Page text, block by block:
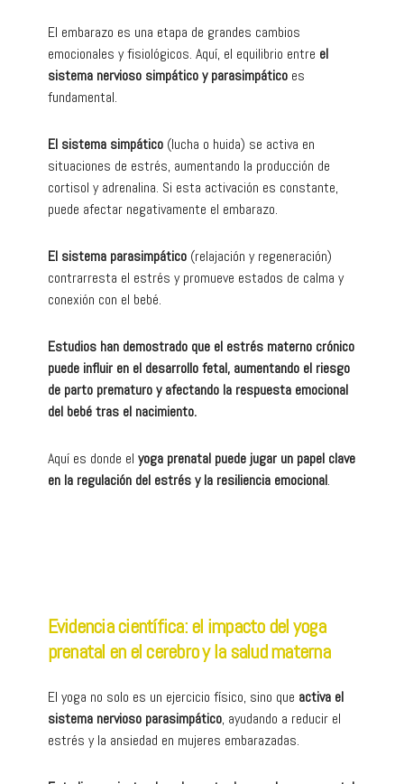
El embarazo es una etapa de grandes cambios
emocionales y fisiológicos. Aquí, el equilibrio entre el
sistema nervioso simpático y parasimpáticoes
fundamental.
El sistema simpático(lucha o huida) se activa en
situaciones de estrés, aumentando la producción de
cortisol y adrenalina. Si esta activación es constante,
puede afectar negativamente el embarazo.
El sistema parasimpático(relajación y regeneración)
contrarresta el estrés y promueve estados de calma y
conexión con el bebé.
Estudios han demostrado que el estrés materno crónico
puede influir en el desarrollo fetal, aumentando el riesgo
de parto prematuro y afectando la respuesta emocional
del bebé tras el nacimiento.
Aquí es donde el yoga prenatal puede jugar un papel clave
en la regulación del estrés y la resiliencia emocional.
Evidencia científica: el impacto del yoga
prenatal en el cerebro y la salud materna
El yoga no solo es un ejercicio físico, sino que activa el
sistema nervioso parasimpático, ayudando a reducir el
estrés y la ansiedad en mujeres embarazadas.